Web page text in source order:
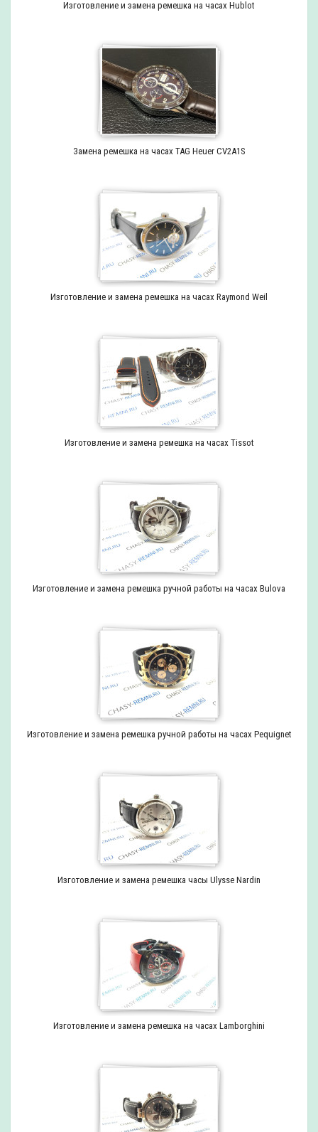
Изготовление и замена ремешка на часах Hublot
Замена ремешка на часах TAG Heuer CV2A1S
Изготовление и замена ремешка на часах Raymond Weil
Изготовление и замена ремешка на часах Tissot
Изготовление и замена ремешка ручной работы на часах Bulova
Изготовление и замена ремешка ручной работы на часах Pequignet
Изготовление и замена ремешка часы Ulysse Nardin
Изготовление и замена ремешка на часах Lamborghini